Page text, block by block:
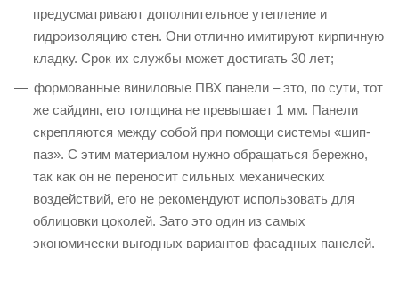
предусматривают дополнительное утепление и
гидроизоляцию стен. Они отлично имитируют кирпичную
кладку. Срок их службы может достигать 30 лет;
формованные виниловые ПВХ панели – это, по сути, тот
же сайдинг, его толщина не превышает 1 мм. Панели
скрепляются между собой при помощи системы «шип-
паз». С этим материалом нужно обращаться бережно,
так как он не переносит сильных механических
воздействий, его не рекомендуют использовать для
облицовки цоколей. Зато это один из самых
экономически выгодных вариантов фасадных панелей.